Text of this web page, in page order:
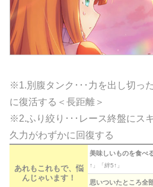
※1.別腹タンク･･･力を出し切っ
に復活する＜長距離＞
※2.ふり絞り･･･レース終盤にス
久力がわずかに回復する
あれもこれもで、悩
んじゃいます！
美味しいものを食べ
↑」「絆5↑」
思いついたところ全